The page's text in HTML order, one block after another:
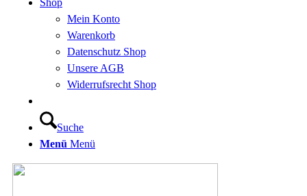
Shop
Mein Konto
Warenkorb
Datenschutz Shop
Unsere AGB
Widerrufsrecht Shop
Suche
Menü Menü